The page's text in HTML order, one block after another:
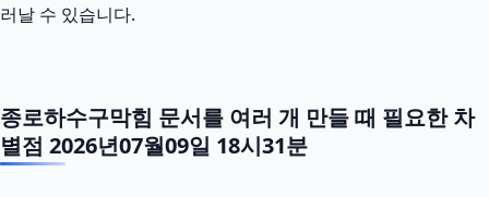
러날 수 있습니다.
종로하수구막힘 문서를 여러 개 만들 때 필요한 차
별점 2026년07월09일 18시31분